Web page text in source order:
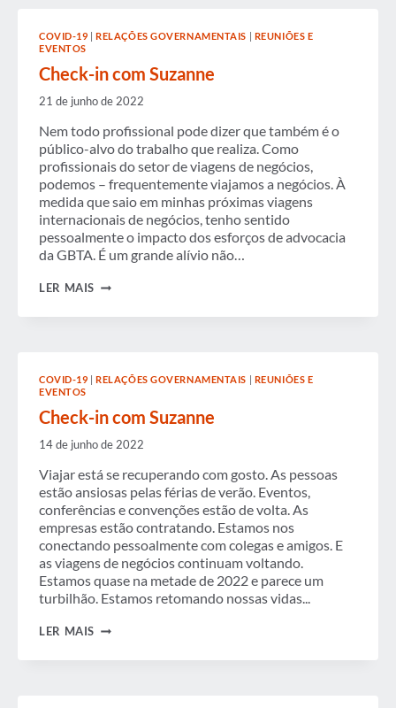
COVID-19 |RELAÇÕES GOVERNAMENTAIS | REUNIÕES E
EVENTOS
Check-in com Suzanne
21 de junho de 2022
Nem todo profissional pode dizer que também é o
público-alvo do trabalho que realiza. Como
profissionais do setor de viagens de negócios,
podemos – frequentemente viajamos a negócios. À
medida que saio em minhas próximas viagens
internacionais de negócios, tenho sentido
pessoalmente o impacto dos esforços de advocacia
da GBTA. É um grande alívio não…
LER MAIS CHECK-
COVID-19 |RELAÇÕES GOVERNAMENTAIS | REUNIÕES E
EVENTOS
Check-in com Suzanne
14 de junho de 2022
Viajar está se recuperando com gosto. As pessoas
estão ansiosas pelas férias de verão. Eventos,
conferências e convenções estão de volta. As
empresas estão contratando. Estamos nos
conectando pessoalmente com colegas e amigos. E
as viagens de negócios continuam voltando.
Estamos quase na metade de 2022 e parece um
turbilhão. Estamos retomando nossas vidas...
LER MAIS CHECK-